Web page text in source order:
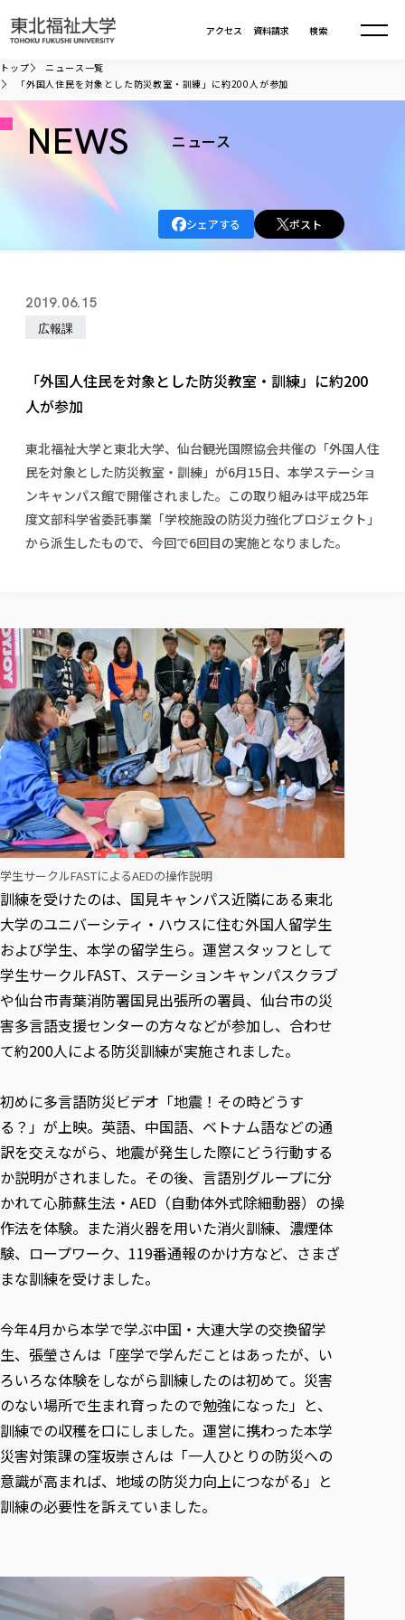
資料請求
アクセス 検索
大学について
建学の精神・教育の理念
学長室の窓
各種方針
大学の歩み
学則
校歌の歴史
寄附の受け入れ
関連法人
教職員募集
役員・評議員一覧
大学の取り組み
大学の取り組み
社会連携・研究
カリキュラム編成ガイドライン
一般事業主行動計画
公的資金等の不正使用の防止に関する基本方針
研究活動における不正行為の防止等に関する対応
大学広報誌「TFU Newsletter 東北福祉大学通信」
放射線モニタリング測定結果（国見キャンパス）
情報公開
寄附行為
ガバナンス・コード
中期事業計画
事業計画／財務・事業報告
大学評価
学部・学科等設置計画履行状況報告書
情報公開規程
学部・大学院
学部・大学院TOP
総合福祉学部
社会福祉学科
福祉行政学科
共生まちづくり学部
共生まちづくり学科
教育学部
健康科学部
健康科学部
保健看護学科
リハビリテーション学科
医療経営管理学科
産業福祉マネジメント学科
情報福祉マネジメント学科
仏教専修科
大学院
総合福祉学研究科 社会福祉学専攻 修士課程
総合福祉学研究科 社会福祉学専攻 博士課程
総合福祉学研究科 福祉心理学専攻 修士課程
教育学研究科 教育学専攻 修士課程
通信教育部
通信教育部
通信制大学院 総合福祉学研究科 社会福祉学専攻 修士課程
通信制大学院 総合福祉学研究科 福祉心理学専攻 修士課程
カリキュラム（学部・大学院）
その他の就学機会
学びの特徴
学びの特徴
ICT教育
初年次教育（リエゾンゼミⅠ）
実学臨床教育（総合福祉学部のみ履修可能）
教育実践活動（教育学科学生のみ受講可能）
禅のこころ
教員紹介・業績
学びのサポート
学びのサポート
学費（学部学科）
授業料減免・奨学金等
宿舎の紹介
学生生活サポート
学生自主活動支援
学生総合補償制度
スポーツ傷害保険
入学試験
デジタルパンフ
オープンキャンパス
就職状況
東北福祉大学のキャリアサポート
東北福祉大学のキャリアサポート
進路・就職支援
採用ご担当者様へ
採用ご担当者様へ
単独学内説明会のご案内
資格取得報奨制度について
東北福祉大学求人・インターンシップ検索サイト（キャリタス
卒業生の方
卒業後のキャリア支援体制
在学生による訪問、情報提供へのご協力のお願い
卒業生アンケート
よくあるご質問
東北福祉大学のDNA
在学生インタビュー
課外活動
課外活動 TOP
体育会・運動サークル紹介
文化会・文化系サークル紹介
大学指定団体紹介
国際交流
国際交流TOP
交換留学生 Exchange students
海外留学・研修
Prospective Students
学生支援センター国際交流の活動
スタッフ紹介
ニュース一覧
社会連携・研究
社会連携・研究 TOP
東北福祉大学の研究活動
共同研究等をご検討の皆様へ
東北福祉大学の紀要・リポジトリ
研究紀要
教職研究
東北福祉大学教育・教職センター特別支援教育研究年報一覧
芹沢銈介美術工芸館年報
東北福祉大学機関リポジトリ
東北福祉大学オープンアクセス方針
産学・産学官連携
産学・産学官連携
「高齢者のフレイル予防及びデジタルデバイド解消に向けた産
高齢者施設特化型モジュラー車いす開発
学生参加 × 産学官連携 ～ 「行学一如」の実践
社会貢献・地域連携活動
社会貢献・地域連携活動
社会貢献への取り組み
社会貢献・地域連携活動報告書
各種社会貢献活動の窓口
伝承講座「311『伝える／備える』次世代塾」
JICA草の根技術協力事業
被災地の子ども支援活動
生涯学習・社会人講座
自治体・団体等との主な協定
自治体・団体等との主な協定
研究所について
研究者のご紹介
生涯教育・キャリア教育
月例TFU実学臨床研究セミナー
特別支援教育研究室
TFU教育フォーラム
取材について
施設利用
同窓会
学内ポータルシステム
Universal Passport
トップ
ニュース一覧
「外国人住民を対象とした防災教室・訓練」に約200人が参加
NEWS ニュース
シェアする ポスト
2019.06.15
広報課
「外国人住民を対象とした防災教室・訓練」に約200
人が参加
東北福祉大学と東北大学、仙台観光国際協会共催の「外国人住
民を対象とした防災教室・訓練」が6月15日、本学ステーショ
ンキャンパス館で開催されました。この取り組みは平成25年
度文部科学省委託事業「学校施設の防災力強化プロジェクト」
から派生したもので、今回で6回目の実施となりました。
学生サークルFASTによるAEDの操作説明
訓練を受けたのは、国見キャンパス近隣にある東北
大学のユニバーシティ・ハウスに住む外国人留学生
および学生、本学の留学生ら。運営スタッフとして
学生サークルFAST、ステーションキャンパスクラブ
や仙台市青葉消防署国見出張所の署員、仙台市の災
害多言語支援センターの方々などが参加し、合わせ
て約200人による防災訓練が実施されました。
初めに多言語防災ビデオ「地震！その時どうす
る？」が上映。英語、中国語、ベトナム語などの通
訳を交えながら、地震が発生した際にどう行動する
か説明がされました。その後、言語別グループに分
かれて心肺蘇生法・AED（自動体外式除細動器）の操
作法を体験。また消火器を用いた消火訓練、濃煙体
験、ロープワーク、119番通報のかけ方など、さまざ
まな訓練を受けました。
今年4月から本学で学ぶ中国・大連大学の交換留学
生、張瑩さんは「座学で学んだことはあったが、い
ろいろな体験をしながら訓練したのは初めて。災害
のない場所で生まれ育ったので勉強になった」と、
訓練での収穫を口にしました。運営に携わった本学
災害対策課の窪坂崇さんは「一人ひとりの防災への
意識が高まれば、地域の防災力向上につながる」と
訓練の必要性を訴えていました。